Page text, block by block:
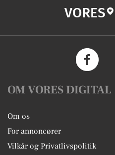
VORES
OM VORES DIGITAL
Om os
For annoncører
Vilkår og Privatlivspolitik